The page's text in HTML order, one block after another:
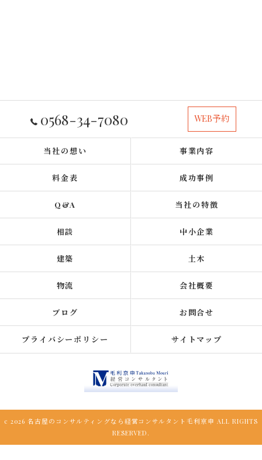
0568-34-7080 WEB予約
当社の想い 事業内容
料金表 成功事例
Q&A 当社の特徴
相談 中小企業
建築 土木
物流 会社概要
ブログ お問合せ
プライバシーポリシー サイトマップ
c 2026 名古屋のコンサルティングなら経営コンサルタント毛利京申 ALL RIGHTS
RESERVED.